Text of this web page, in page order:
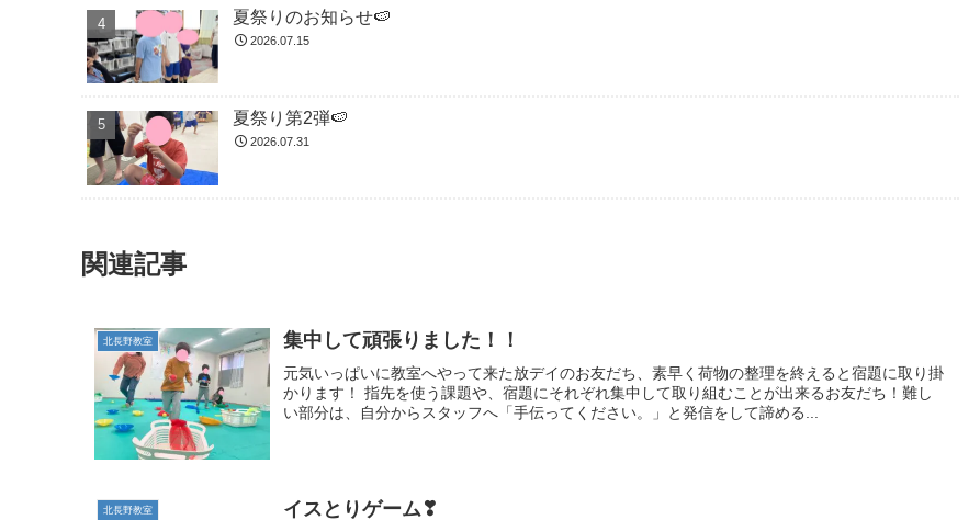
夏祭りのお知らせ🍉
2026.07.15
夏祭り第2弾🍉
2026.07.31
関連記事
北長野教室 集中して頑張りました！！
元気いっぱいに教室へやって来た放デイのお友だち、素早く荷物の整理を終えると宿題に取り掛
かります！ 指先を使う課題や、宿題にそれぞれ集中して取り組むことが出来るお友だち！難し
い部分は、自分からスタッフへ「手伝ってください。」と発信をして諦める...
北長野教室 イスとりゲーム❣